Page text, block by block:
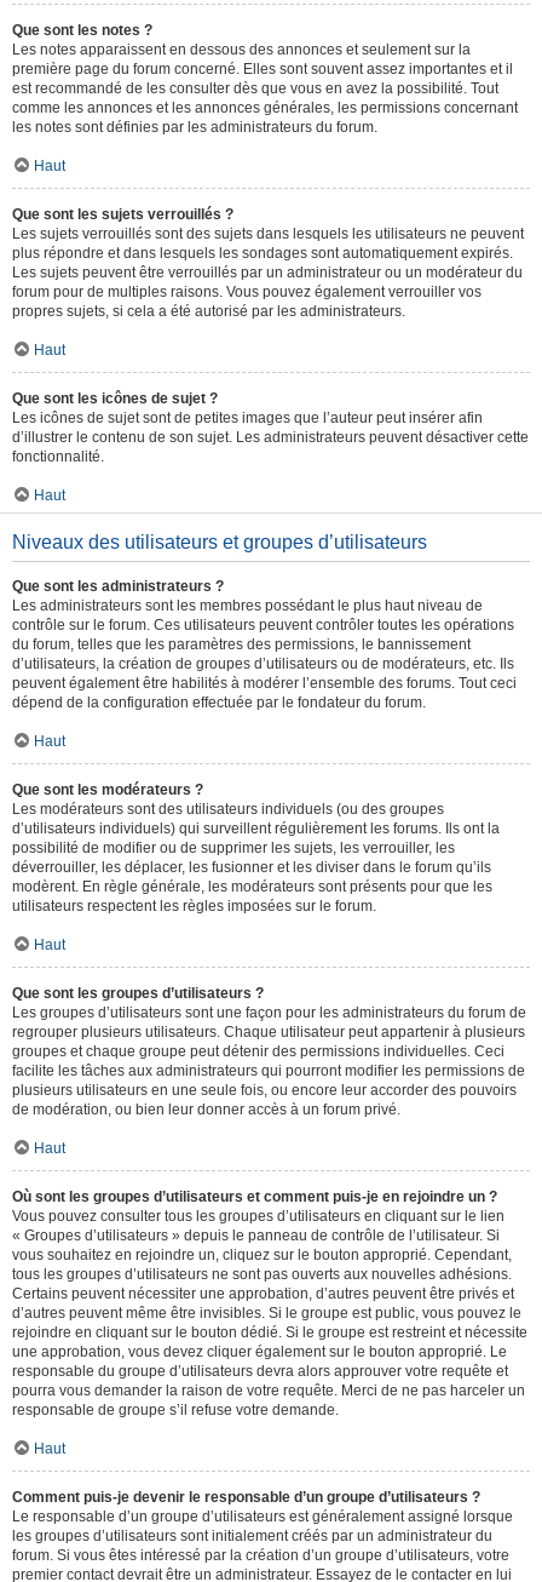
Que sont les notes ?
Les notes apparaissent en dessous des annonces et seulement sur la
première page du forum concerné. Elles sont souvent assez importantes et il
est recommandé de les consulter dès que vous en avez la possibilité. Tout
comme les annonces et les annonces générales, les permissions concernant
les notes sont définies par les administrateurs du forum.
Haut
Que sont les sujets verrouillés ?
Les sujets verrouillés sont des sujets dans lesquels les utilisateurs ne peuvent
plus répondre et dans lesquels les sondages sont automatiquement expirés.
Les sujets peuvent être verrouillés par un administrateur ou un modérateur du
forum pour de multiples raisons. Vous pouvez également verrouiller vos
propres sujets, si cela a été autorisé par les administrateurs.
Haut
Que sont les icônes de sujet ?
Les icônes de sujet sont de petites images que l’auteur peut insérer afin
d’illustrer le contenu de son sujet. Les administrateurs peuvent désactiver cette
fonctionnalité.
Haut
Niveaux des utilisateurs et groupes d’utilisateurs
Que sont les administrateurs ?
Les administrateurs sont les membres possédant le plus haut niveau de
contrôle sur le forum. Ces utilisateurs peuvent contrôler toutes les opérations
du forum, telles que les paramètres des permissions, le bannissement
d’utilisateurs, la création de groupes d’utilisateurs ou de modérateurs, etc. Ils
peuvent également être habilités à modérer l’ensemble des forums. Tout ceci
dépend de la configuration effectuée par le fondateur du forum.
Haut
Que sont les modérateurs ?
Les modérateurs sont des utilisateurs individuels (ou des groupes
d’utilisateurs individuels) qui surveillent régulièrement les forums. Ils ont la
possibilité de modifier ou de supprimer les sujets, les verrouiller, les
déverrouiller, les déplacer, les fusionner et les diviser dans le forum qu’ils
modèrent. En règle générale, les modérateurs sont présents pour que les
utilisateurs respectent les règles imposées sur le forum.
Haut
Que sont les groupes d’utilisateurs ?
Les groupes d’utilisateurs sont une façon pour les administrateurs du forum de
regrouper plusieurs utilisateurs. Chaque utilisateur peut appartenir à plusieurs
groupes et chaque groupe peut détenir des permissions individuelles. Ceci
facilite les tâches aux administrateurs qui pourront modifier les permissions de
plusieurs utilisateurs en une seule fois, ou encore leur accorder des pouvoirs
de modération, ou bien leur donner accès à un forum privé.
Haut
Où sont les groupes d’utilisateurs et comment puis-je en rejoindre un ?
Vous pouvez consulter tous les groupes d’utilisateurs en cliquant sur le lien
« Groupes d’utilisateurs » depuis le panneau de contrôle de l’utilisateur. Si
vous souhaitez en rejoindre un, cliquez sur le bouton approprié. Cependant,
tous les groupes d’utilisateurs ne sont pas ouverts aux nouvelles adhésions.
Certains peuvent nécessiter une approbation, d’autres peuvent être privés et
d’autres peuvent même être invisibles. Si le groupe est public, vous pouvez le
rejoindre en cliquant sur le bouton dédié. Si le groupe est restreint et nécessite
une approbation, vous devez cliquer également sur le bouton approprié. Le
responsable du groupe d’utilisateurs devra alors approuver votre requête et
pourra vous demander la raison de votre requête. Merci de ne pas harceler un
responsable de groupe s’il refuse votre demande.
Haut
Comment puis-je devenir le responsable d’un groupe d’utilisateurs ?
Le responsable d’un groupe d’utilisateurs est généralement assigné lorsque
les groupes d’utilisateurs sont initialement créés par un administrateur du
forum. Si vous êtes intéressé par la création d’un groupe d’utilisateurs, votre
premier contact devrait être un administrateur. Essayez de le contacter en lui